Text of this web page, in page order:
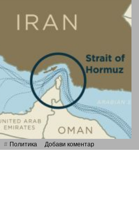
Политика Добави коментар